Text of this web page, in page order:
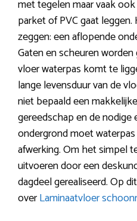
met tegelen maar vaak
parket of PVC gaat
zeggen: een aflopende
Gaten en scheuren
vloer waterpas komt te
lange levensduur van de
niet bepaald een
gereedschap en de nodige
ondergrond moet
afwerking. Om het simpel
uitvoeren door een
dagdeel gerealiseerd. Op
overLaminaatvloer